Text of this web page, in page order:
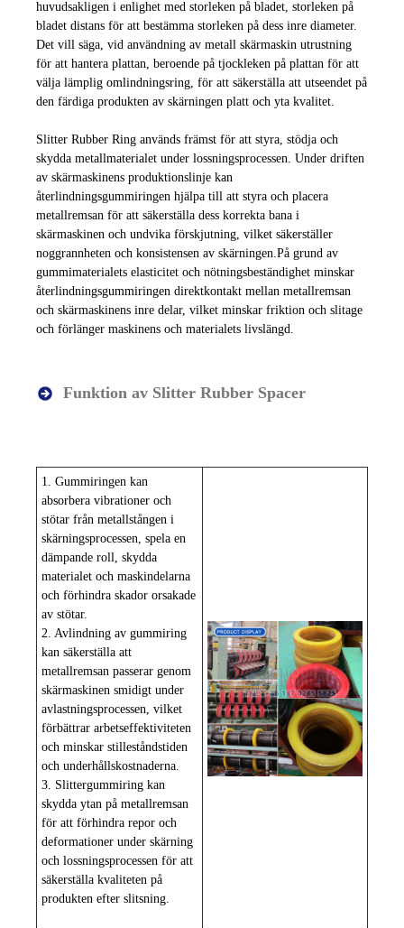
huvudsakligen i enlighet med storleken på bladet, storleken på
bladet distans för att bestämma storleken på dess inre diameter.
Det vill säga, vid användning av metall skärmaskin utrustning
för att hantera plattan, beroende på tjockleken på plattan för att
välja lämplig omlindningsring, för att säkerställa att utseendet på
den färdiga produkten av skärningen platt och yta kvalitet.
Slitter Rubber Ring används främst för att styra, stödja och
skydda metallmaterialet under lossningsprocessen. Under driften
av skärmaskinens produktionslinje kan
återlindningsgummiringen hjälpa till att styra och placera
metallremsan för att säkerställa dess korrekta bana i
skärmaskinen och undvika förskjutning, vilket säkerställer
noggrannheten och konsistensen av skärningen. På grund av
gummimaterialets elasticitet och nötningsbeständighet minskar
återlindningsgummiringen direktkontakt mellan metallremsan
och skärmaskinens inre delar, vilket minskar friktion och slitage
och förlänger maskinens och materialets livslängd.
Funktion av Slitter Rubber Spacer
1. Gummiringen kan
absorbera vibrationer och
stötar från metallstången i
skärningsprocessen, spela en
dämpande roll, skydda
materialet och maskindelarna
och förhindra skador orsakade
av stötar.
2. Avlindning av gummiring
kan säkerställa att
metallremsan passerar genom
skärmaskinen smidigt under
avlastningsprocessen, vilket
förbättrar arbetseffektiviteten
och minskar stilleståndstiden
och underhållskostnaderna.
3. Slittergummiring kan
skydda ytan på metallremsan
för att förhindra repor och
deformationer under skärning
och lossningsprocessen för att
säkerställa kvaliteten på
produkten efter slitsning.